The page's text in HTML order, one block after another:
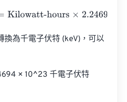
hours×2.24694 e22
換為千電子伏特 (keV)，可以
× 10^23 千電子伏特